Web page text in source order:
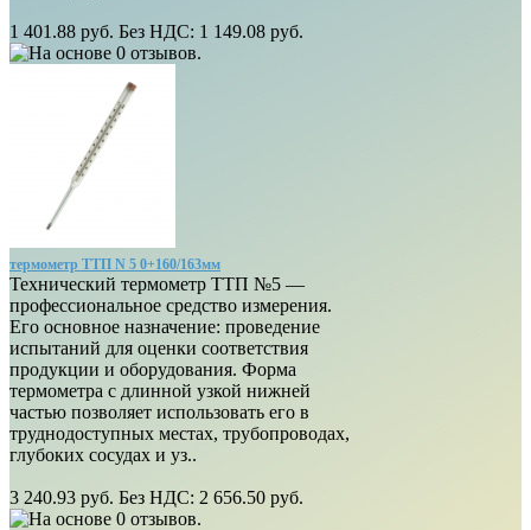
1 401.88 руб. Без НДС: 1 149.08 руб.
термометр ТТП N 5 0+160/163мм
Технический термометр ТТП №5 —
профессиональное средство измерения.
Его основное назначение: проведение
испытаний для оценки соответствия
продукции и оборудования. Форма
термометра с длинной узкой нижней
частью позволяет использовать его в
труднодоступных местах, трубопроводах,
глубоких сосудах и уз..
3 240.93 руб. Без НДС: 2 656.50 руб.